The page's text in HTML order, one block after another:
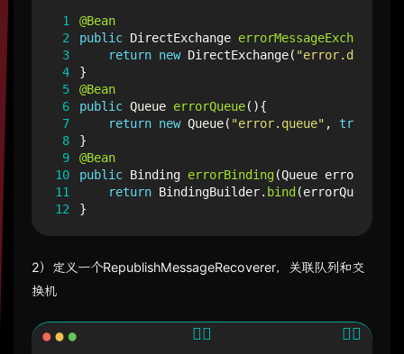
1
2
3
4
5
6
7
8
9
10
11
12
@Bean
public DirectExchange errorMessageExchange
return new DirectExchange( "error.direct"
}
@Bean
public Queue errorQueue(){
return new Queue( "error.queue" , true
}
@Bean
public Binding errorBinding(Queue errorQueue
return BindingBuilder. bind (errorQueue
}
2）定义一个RepublishMessageRecoverer，关联队列和交
换机